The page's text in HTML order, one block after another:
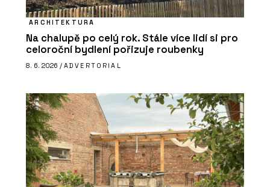
ARCHITEKTURA
Na chalupě po celý rok. Stále více lidí si pro
celoroční bydlení pořizuje roubenky
8. 6. 2026 / ADVERTORIAL